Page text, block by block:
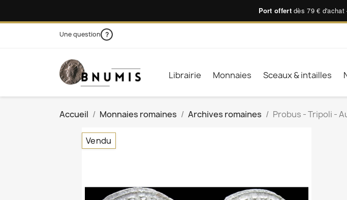
Port offertdès 79 €
Une question ?
Librairie Monnaies Sceaux & intailles
Accueil Monnaies romaines Archives romaines Probus - Tripoli -
Vendu